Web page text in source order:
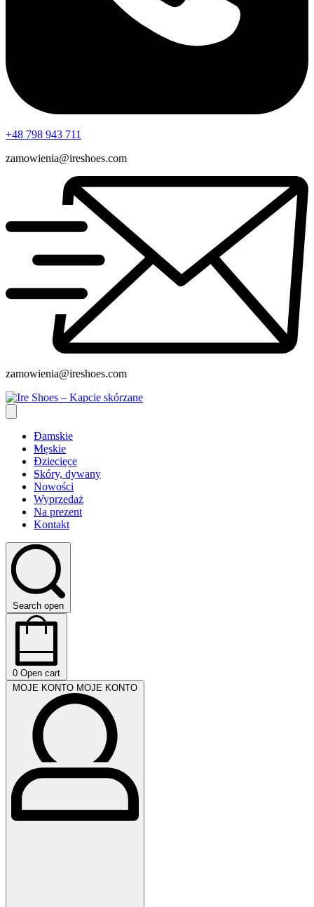
+48 798 943 711
zamowienia@ireshoes.com
zamowienia@ireshoes.com
Damskie
Męskie
Dziecięce
Skóry, dywany
Nowości
Wyprzedaż
Na prezent
Kontakt
Search open
0 Open cart
MOJE KONTO MOJE KONTO